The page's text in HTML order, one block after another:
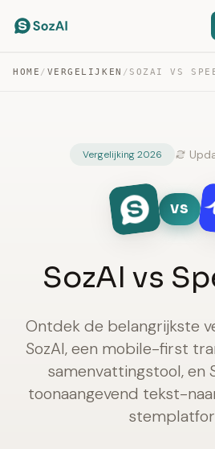
HOME / VERGELIJKEN / SOZAI VS
Vergelijking 2026
VS
SozAI vs
Ontdek de belangrijkste
SozAI, een mobile-first
samenvattingstool, en
toonaangevend tekst-